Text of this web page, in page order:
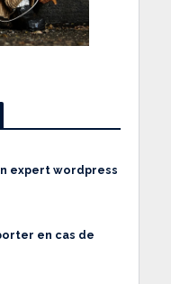
expert wordpress
en cas de